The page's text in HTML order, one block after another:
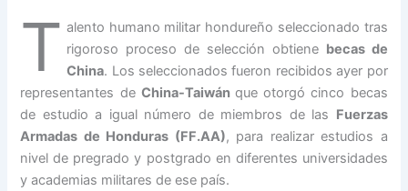
T alento humano militar hondureño seleccionado tras
rigoroso proceso de selección obtiene becas de
China. Los seleccionados fueron recibidos ayer por
representantes de China-Taiwánque otorgó cinco becas
de estudio a igual número de miembros de las Fuerzas
Armadas de Honduras (FF.AA), para realizar estudios a
nivel de pregrado y postgrado en diferentes universidades
y academias militares de ese país.